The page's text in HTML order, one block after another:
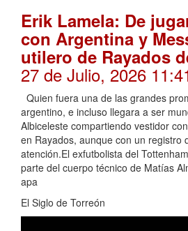
Erik Lamela: De
con Argentina y
utilero de Rayados
27 de Julio, 2026
Quien fuera una de las grandes
argentino, e incluso llegara a ser
Albiceleste compartiendo vestidor
en Rayados, aunque con un registro
atención.El exfutbolista del
parte del cuerpo técnico de Matías
apa
El Siglo de Torreón